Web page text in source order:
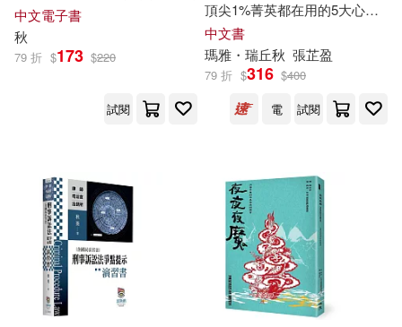
傅斯年(6) 公孫策(6)
劉玉民(6)
名苗秋緒(6)
國立臺南藝術大學(6)
岳麓書社(22)
中國友誼出版公司(21)
千華駐科技(21)
宗教文化出版社(21)
中文電子書
秋
79 折 $173 $220
試閱
頂尖1%菁英都在用的5大心智
預演技巧，拆除內耗，提升專
注力
中文書
瑪雅・瑞丘秋 張芷盈
79 折 $316 $400
電
試閱